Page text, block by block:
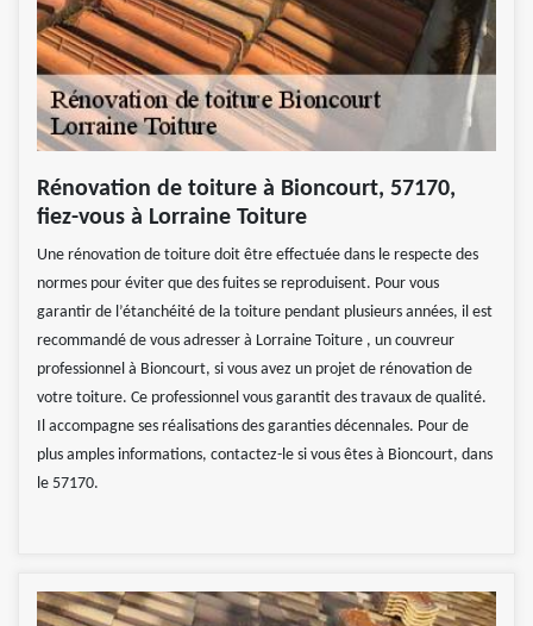
Rénovation de toiture à Bioncourt, 57170,
fiez-vous à Lorraine Toiture
Une rénovation de toiture doit être effectuée dans le respecte des
normes pour éviter que des fuites se reproduisent. Pour vous
garantir de l’étanchéité de la toiture pendant plusieurs années, il est
recommandé de vous adresser à Lorraine Toiture , un couvreur
professionnel à Bioncourt, si vous avez un projet de rénovation de
votre toiture. Ce professionnel vous garantit des travaux de qualité.
Il accompagne ses réalisations des garanties décennales. Pour de
plus amples informations, contactez-le si vous êtes à Bioncourt, dans
le 57170.